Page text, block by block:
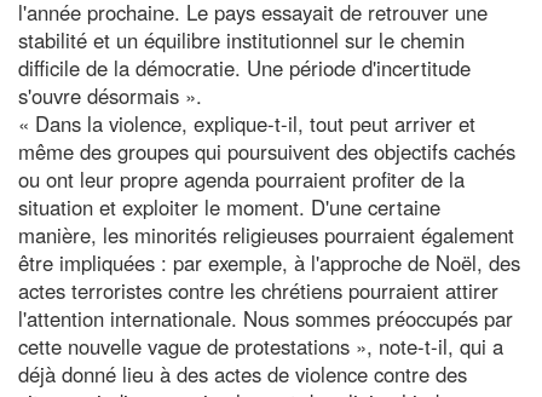
l'année prochaine. Le pays essayait de retrouver une
stabilité et un équilibre institutionnel sur le chemin
difficile de la démocratie. Une période d'incertitude
s'ouvre désormais ».
« Dans la violence, explique-t-il, tout peut arriver et
même des groupes qui poursuivent des objectifs cachés
ou ont leur propre agenda pourraient profiter de la
situation et exploiter le moment. D'une certaine
manière, les minorités religieuses pourraient également
être impliquées : par exemple, à l'approche de Noël, des
actes terroristes contre les chrétiens pourraient attirer
l'attention internationale. Nous sommes préoccupés par
cette nouvelle vague de protestations », note-t-il, qui a
déjà donné lieu à des actes de violence contre des